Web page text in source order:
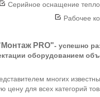
Серийное оснащение
Рабочее
PRO"- успешно
оборудованием
многих
цену для всех категорий